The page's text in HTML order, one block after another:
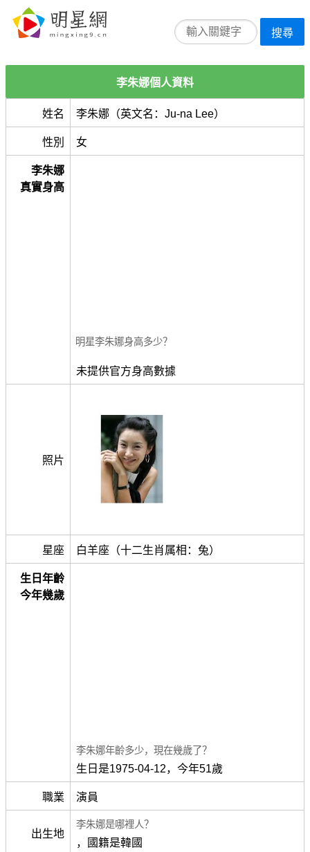
搜尋
李朱娜個人資料
姓名 李朱娜（英文名：Ju-na Lee）
性別 女
李朱娜
真實身高
明星李朱娜身高多少？
未提供官方身高數據
照片
星座 白羊座（十二生肖属相：兔）
生日年齡
今年幾歲
李朱娜年齡多少，現在幾歲了？
生日是1975-04-12，今年51歲
職業 演員
出生地
李朱娜是哪裡人？
，國籍是韓國